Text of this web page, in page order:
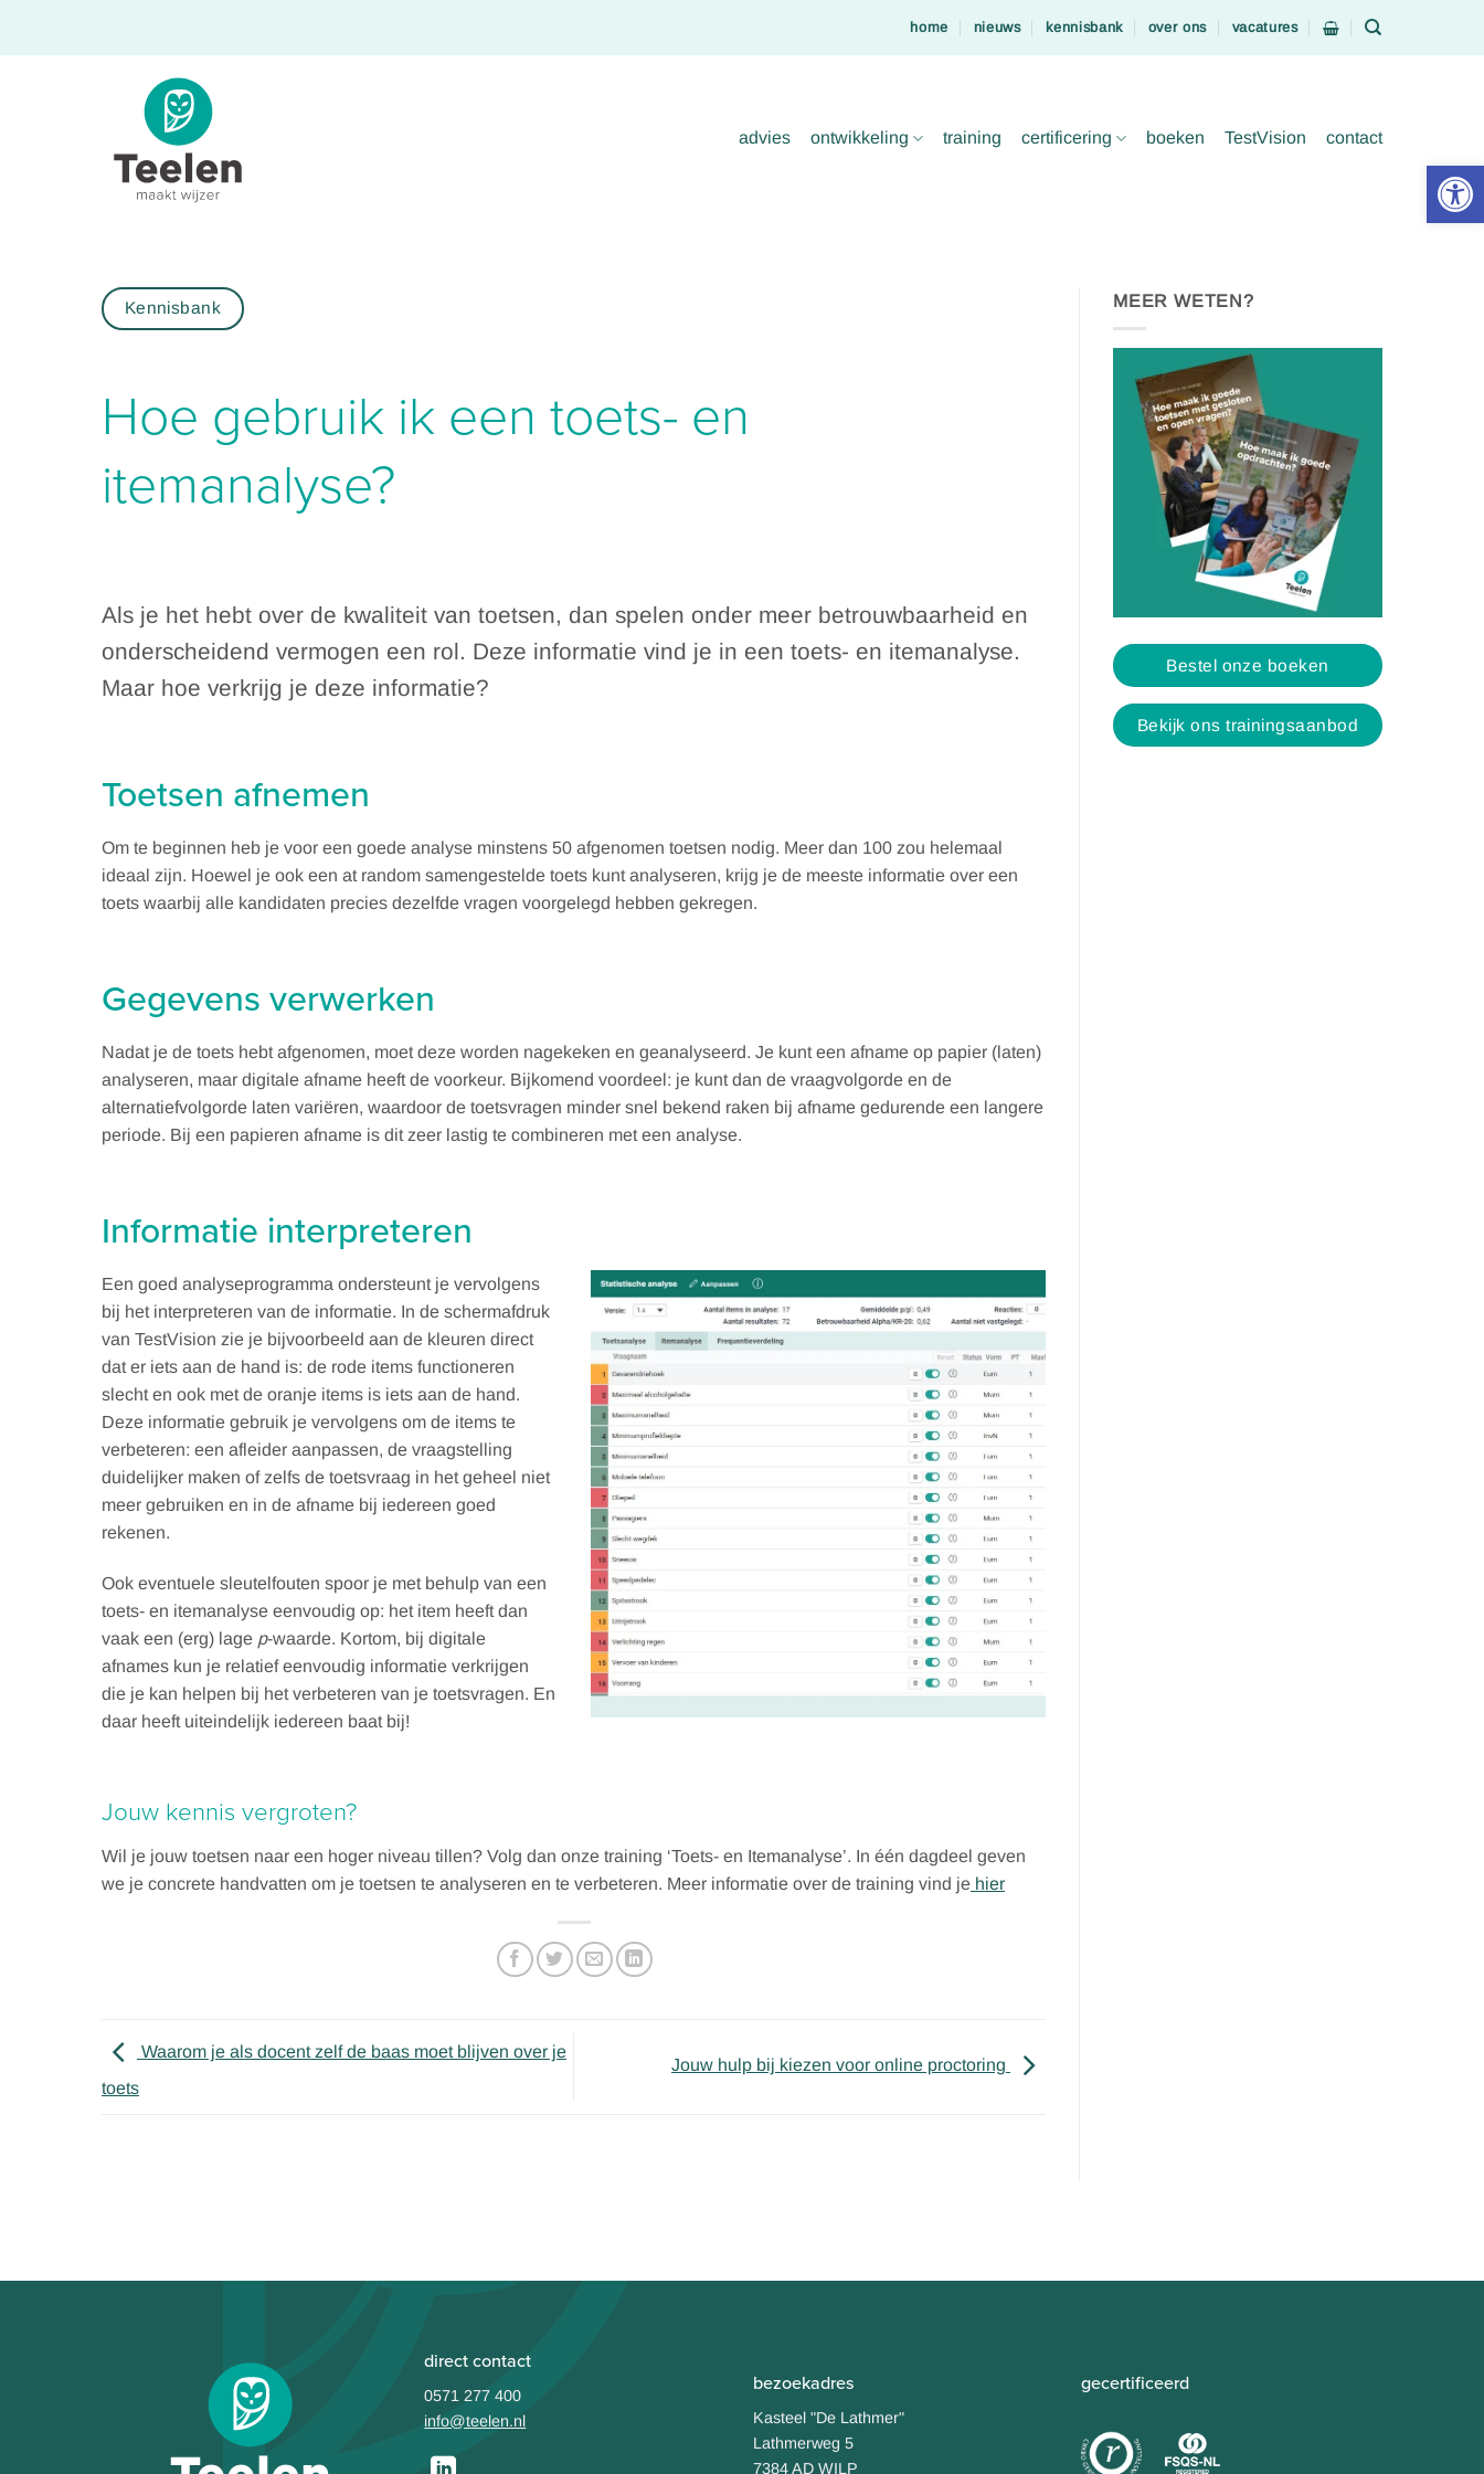
home nieuws kennisbank over ons vacatures
advies ontwikkeling training certificering boeken TestVision contact
Kennisbank
Hoe gebruik ik een toets- en
itemanalyse?
Als je het hebt over de kwaliteit van toetsen, dan spelen onder meer betrouwbaarheid en
onderscheidend vermogen een rol. Deze informatie vind je in een toets- en itemanalyse.
Maar hoe verkrijg je deze informatie?
Toetsen afnemen
Om te beginnen heb je voor een goede analyse minstens 50 afgenomen toetsen nodig. Meer dan 100 zou helemaal
ideaal zijn. Hoewel je ook een at random samengestelde toets kunt analyseren, krijg je de meeste informatie over een
toets waarbij alle kandidaten precies dezelfde vragen voorgelegd hebben gekregen.
Gegevens verwerken
Nadat je de toets hebt afgenomen, moet deze worden nagekeken en geanalyseerd. Je kunt een afname op papier (laten)
analyseren, maar digitale afname heeft de voorkeur. Bijkomend voordeel: je kunt dan de vraagvolgorde en de
alternatiefvolgorde laten variëren, waardoor de toetsvragen minder snel bekend raken bij afname gedurende een langere
periode. Bij een papieren afname is dit zeer lastig te combineren met een analyse.
Informatie interpreteren
Een goed analyseprogramma ondersteunt je vervolgens
bij het interpreteren van de informatie. In de schermafdruk
van TestVision zie je bijvoorbeeld aan de kleuren direct
dat er iets aan de hand is: de rode items functioneren
slecht en ook met de oranje items is iets aan de hand.
Deze informatie gebruik je vervolgens om de items te
verbeteren: een afleider aanpassen, de vraagstelling
duidelijker maken of zelfs de toetsvraag in het geheel niet
meer gebruiken en in de afname bij iedereen goed
rekenen.
Ook eventuele sleutelfouten spoor je met behulp van een
toets- en itemanalyse eenvoudig op: het item heeft dan
vaak een (erg) lage p-waarde. Kortom, bij digitale
afnames kun je relatief eenvoudig informatie verkrijgen
die je kan helpen bij het verbeteren van je toetsvragen. En
daar heeft uiteindelijk iedereen baat bij!
Jouw kennis vergroten?
Wil je jouw toetsen naar een hoger niveau tillen? Volg dan onze training ‘Toets- en Itemanalyse’. In één dagdeel geven
we je concrete handvatten om je toetsen te analyseren en te verbeteren. Meer informatie over de training vind je hier
Waarom je als docent zelf de baas moet blijven over je
toets
Jouw hulp bij kiezen voor online proctoring
MEER WETEN?
Bestel onze boeken
Bekijk ons trainingsaanbod
direct contact
0571 277 400
info@teelen.nl
bezoekadres
Kasteel "De Lathmer"
Lathmerweg 5
7384 AD WILP
gecertificeerd